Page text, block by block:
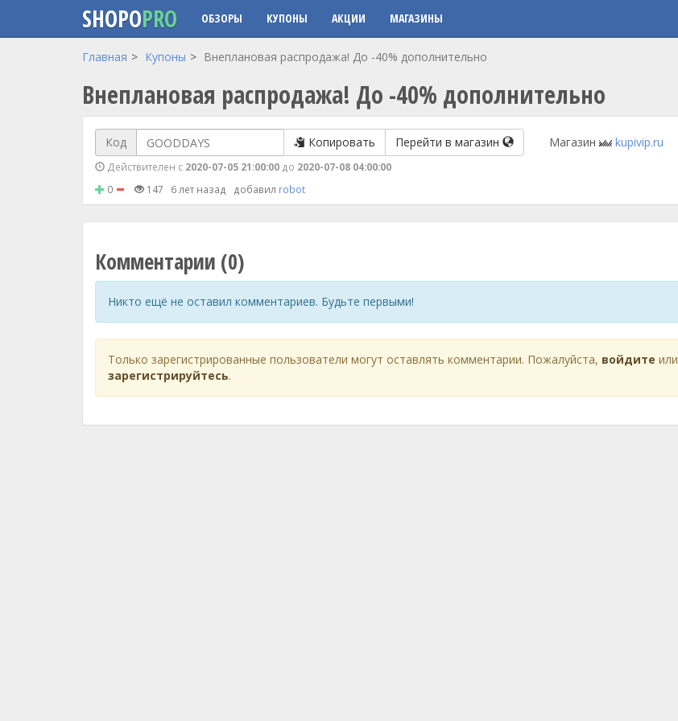
Перейти к основному содержанию
SHOPOPRO ОБЗОРЫ КУПОНЫ АКЦИИ МАГАЗИНЫ
Главная Купоны Внеплановая распродажа! До -40% дополнительно
Внеплановая распродажа! До -40% дополнительно
Код Копировать Перейти в магазин
Действителен с 2020-07-05 21:00:00 до 2020-07-08 04:00:00
Магазин kupivip.ru
0 147 6 лет назад добавил robot
Комментарии (0)
Никто ещё не оставил комментариев. Будьте первыми!
Только зарегистрированные пользователи могут оставлять комментарии. Пожалуйста, войдите или
зарегистрируйтесь.